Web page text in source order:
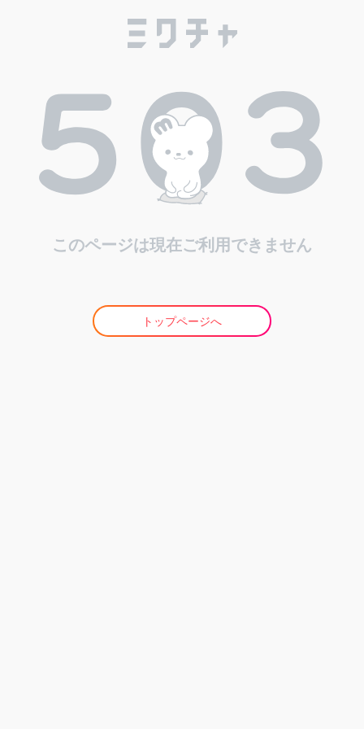
このページは現在ご利用できません